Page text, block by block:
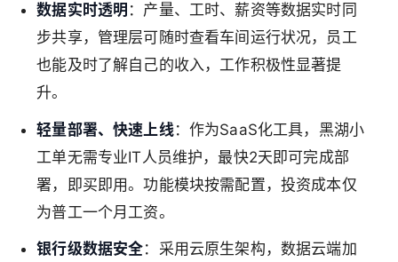
数据实时透明 ：产量、工时、薪资等数据实时同
步共享，管理层可随时查看车间运行状况，员工
也能及时了解自己的收入，工作积极性显著提
升。
轻量部署、快速上线 ：作为SaaS化工具，黑湖小
工单无需专业IT人员维护，最快2天即可完成部
署，即买即用。功能模块按需配置，投资成本仅
为普工一个月工资。
银行级数据安全：采用云原生架构，数据云端加